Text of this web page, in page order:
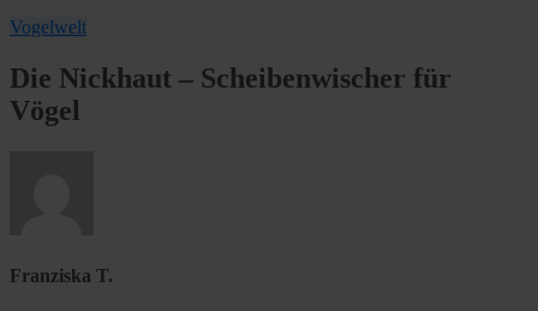
Vogelwelt
Die Nickhaut – Scheibenwischer für
Vögel
Franziska T.